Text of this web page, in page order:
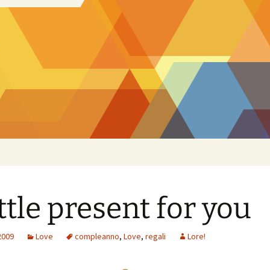
present for you
Love compleanno, Love, regali Lore!